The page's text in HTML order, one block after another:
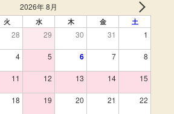
2026年 8月
火 水 木 金 土
28 29 30 31 1
4 5 6 7 8
11 12 13 14 15
18 19 20 21 22